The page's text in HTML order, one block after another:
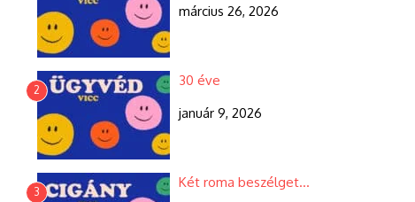
március 26, 2026
2
30 éve
január 9, 2026
3
Két roma beszélget…